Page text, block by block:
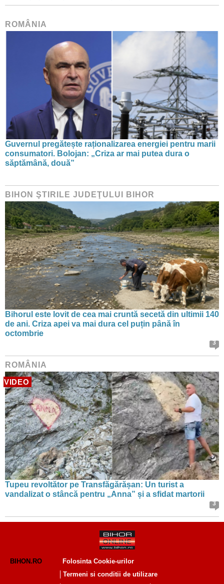
ROMÂNIA
Guvernul pregătește raționalizarea energiei pentru marii
consumatori. Bolojan: „Criza ar mai putea dura o
săptămână, două”
BIHON ŞTIRILE JUDEŢULUI BIHOR
Bihorul este lovit de cea mai cruntă secetă din ultimii 140
de ani. Criza apei va mai dura cel puțin până în
octombrie
3
ROMÂNIA
VIDEO
Tupeu revoltător pe Transfăgărășan: Un turist a
vandalizat o stâncă pentru „Anna” și a sfidat martorii
3
BIHON.RO
Folosinta Cookie-urilor
Termeni si conditii de utilizare